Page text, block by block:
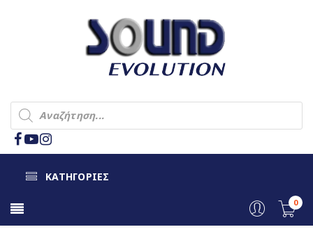
ΚΑΤΗΓΟΡΙΕΣ
0